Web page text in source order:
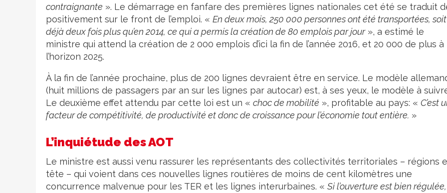
contraignante ». Le démarrage en fanfare des premières lignes nationales cet été se traduit
positivement sur le front de l’emploi. « En deux mois, 250 000 personnes ont été transportées, soit
déjà deux fois plus qu’en 2014, ce qui a permis la création de 80 emplois par jour», a estimé le
ministre qui attend la création de 2 000 emplois d’ici la fin de l’année 2016, et 20 000 de plus à
l’horizon 2025.
À la fin de l’année prochaine, plus de 200 lignes devraient être en service. Le modèle
(huit millions de passagers par an sur les lignes par autocar) est, à ses yeux, le modèle à
Le deuxième effet attendu par cette loi est un « choc de mobilité », profitable au pays: « C’est
facteur de compétitivité, de productivité et donc de croissance pour l’économie tout entière. »
L’inquiétude des AOT
Le ministre est aussi venu rassurer les représentants des collectivités territoriales – régions
tête – qui voient dans ces nouvelles lignes routières de moins de cent kilomètres une
concurrence malvenue pour les TER et les lignes interurbaines. « Si l’ouverture est bien